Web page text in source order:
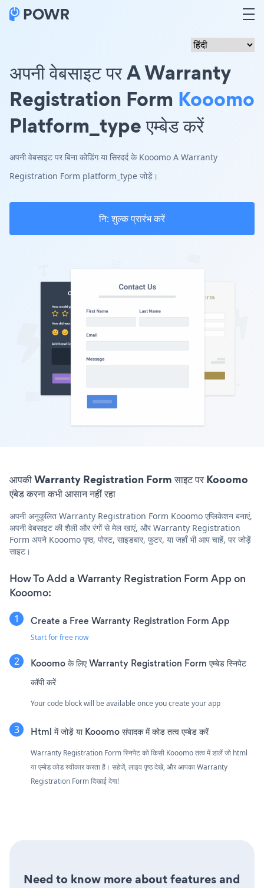
अपनी वेबसाइट पर A Warranty
Registration Form Kooomo
Platform_type एम्बेड करें
अपनी वेबसाइट पर बिना कोडिंग या सिरदर्द के Kooomo A Warranty
Registration Form platform_type जोड़ें।
नि: शुल्क प्रारंभ करें
आपकी Warranty Registration Form साइट पर Kooomo
एंबेड करना कभी आसान नहीं रहा
अपनी अनुकूलित Warranty Registration Form Kooomo एप्लिकेशन बनाएं,
अपनी वेबसाइट की शैली और रंगों से मेल खाएं, और Warranty Registration
Form अपने Kooomo पृष्ठ, पोस्ट, साइडबार, फुटर, या जहाँ भी आप चाहें, पर जोड़ें
साइट।
How To Add a Warranty Registration Form App on
Kooomo:
Create a Free Warranty Registration Form App
Start for free now
Kooomo के लिए Warranty Registration Form एम्बेड स्निपेट
कॉपी करें
Your code block will be available once you create your app
Html में जोड़ें या Kooomo संपादक में कोड तत्व एम्बेड करें
Warranty Registration Form स्निपेट को किसी Kooomo तत्व में डालें जो html
या एम्बेड कोड स्वीकार करता है। सहेजें, लाइव पृष्ठ देखें, और आपका Warranty
Registration Form दिखाई देगा!
Need to know more about features and